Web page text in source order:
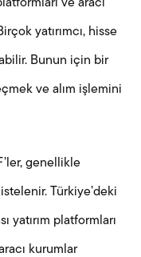
ve aracı
yatırımcı, hisse
Bunun için bir
ve alım işlemini
genellikle
Türkiye’deki
yatırım platformları
kurumlar